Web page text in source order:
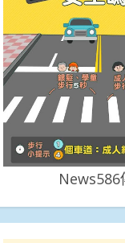
News586